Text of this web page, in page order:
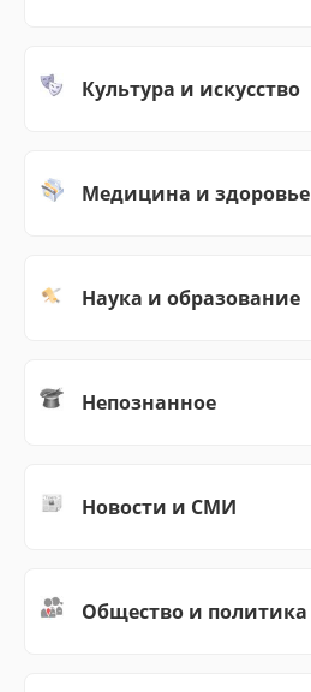
Культура и искусство
Медицина и здоровье
Наука и образование
Непознанное
Новости и СМИ
Общество и политика